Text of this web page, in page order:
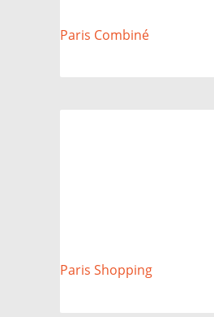
Paris Combiné
Paris Shopping